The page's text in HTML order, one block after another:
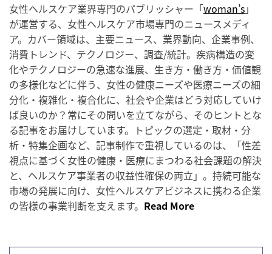
女性ヘルスケア業界専門のパブリッシャー「woman’s」
が運営する、女性ヘルスケア市場専門のニュースメディ
ア。カバー領域は、主要ニュース、業界動向、企業事例、
消費トレンド、テクノロジー、調査/統計。疾病構造の変
化やテクノロジーの急速な進展、生き方・働き方・価値観
の多様化などに伴う、女性の健康ニーズや医療ニーズの細
分化・複雑化・複合化に、社会や企業はどう対応していけ
ば良いのか？常にその問いを立てながら、そのヒントとな
る記事をお届けしています。トピックの選定・取材・分
析・特集企画など、記事制作で重視しているのは、「性差
視点に基づく女性の健康・医療にまつわる社会課題の解決
と、ヘルスケア事業者の収益性確保の両立」。持続可能な
市場の発展に向け、女性ヘルスケアビジネスに携わる企業
の皆様の事業判断を支えます。 Read More